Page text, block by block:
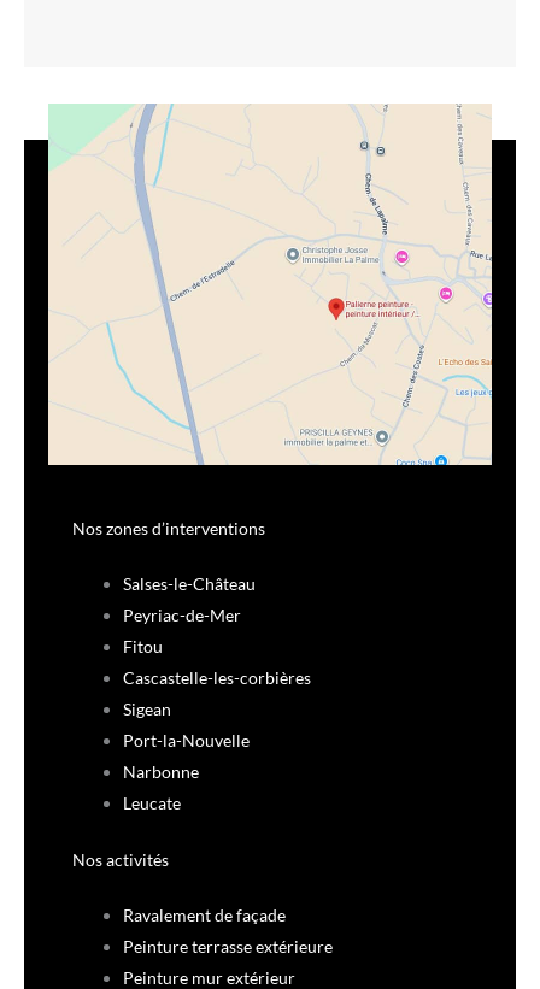
Nos zones d’interventions
Salses-le-Château
Peyriac-de-Mer
Fitou
Cascastelle-les-corbières
Sigean
Port-la-Nouvelle
Narbonne
Leucate
Nos activités
Ravalement de façade
Peinture terrasse extérieure
Peinture mur extérieur